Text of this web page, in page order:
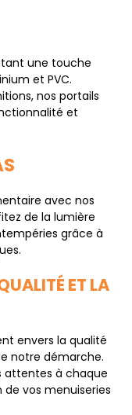
une touche
et PVC.
nos portails
et
avec nos
de la lumière
grâce à
ET LA
envers la qualité
notre démarche.
attentes à chaque
vos menuiseries